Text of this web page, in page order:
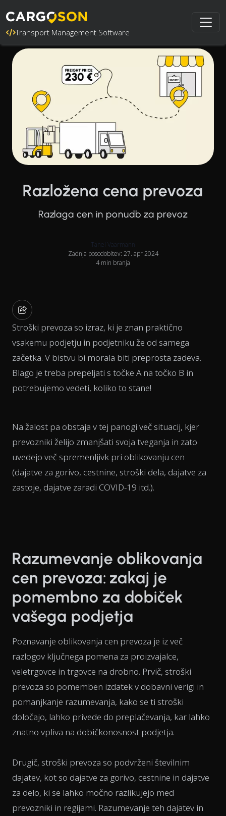
Transport Management Software
Razložena cena prevoza
Razlaga cen in ponudb za prevoz
Tanel Vaarmann
Zadnja posodobitev: 27. apr 2024
4 min branja
Stroški prevoza so izraz, ki je znan praktično
vsakemu podjetju in podjetniku že od samega
začetka. V bistvu bi morala biti preprosta zadeva.
Blago je treba prepeljati s točke A na točko B in
potrebujemo vedeti, koliko to stane!
Na žalost pa obstaja v tej panogi več situacij, kjer
prevozniki želijo zmanjšati svoja tveganja in zato
uvedejo več spremenljivk pri oblikovanju cen
(dajatve za gorivo, cestnine, stroški dela, dajatve za
zastoje, dajatve zaradi COVID-19 itd.).
Razumevanje oblikovanja
cen prevoza: zakaj je
pomembno za dobiček
vašega podjetja
Poznavanje oblikovanja cen prevoza je iz več
razlogov ključnega pomena za proizvajalce,
veletrgovce in trgovce na drobno. Prvič, stroški
prevoza so pomemben izdatek v dobavni verigi in
pomanjkanje razumevanja, kako se ti stroški
določajo, lahko privede do preplačevanja, kar lahko
znatno vpliva na dobičkonosnost podjetja.
Drugič, stroški prevoza so podvrženi številnim
dajatev, kot so dajatve za gorivo, cestnine in dajatve
za delo, ki se lahko močno razlikujejo med
prevozniki in regijami. Razumevanje teh dajatev in